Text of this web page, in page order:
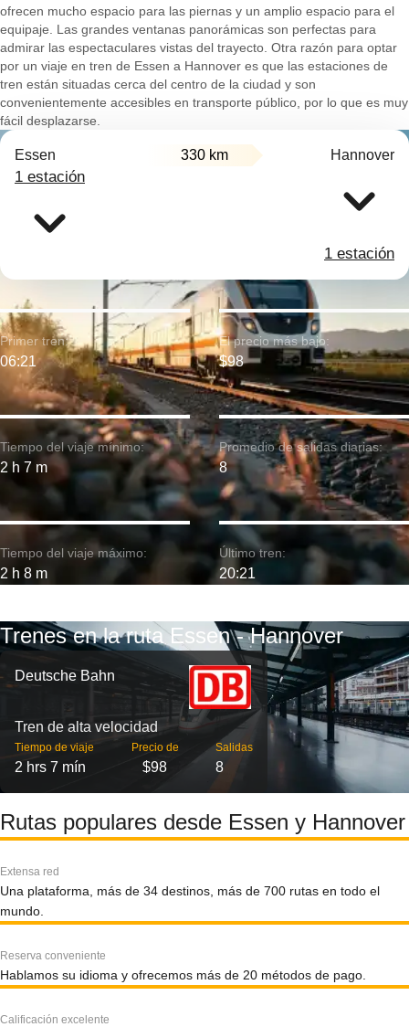
ofrecen mucho espacio para las piernas y un amplio espacio para el
equipaje. Las grandes ventanas panorámicas son perfectas para
admirar las espectaculares vistas del trayecto. Otra razón para optar
por un viaje en tren de Essen a Hannover es que las estaciones de
tren están situadas cerca del centro de la ciudad y son
convenientemente accesibles en transporte público, por lo que es muy
fácil desplazarse.
Essen 330 km Hannover
1 estación
1 estación
Tiempo del viaje mínimo:
2 h 7 m
Primer tren:
06:21
Tiempo del viaje máximo:
2 h 8 m
El precio más bajo:
$98
Promedio de salidas diarias:
8
Último tren:
20:21
Trenes en la ruta Essen - Hannover
Deutsche Bahn
Tren de alta velocidad
Tiempo de viaje
2 hrs 7 mín
Precio de
$98
Salidas
8
Rutas populares desde Essen y Hannover
Extensa red
Una plataforma, más de 34 destinos, más de 700 rutas en todo el
mundo.
Reserva conveniente
Hablamos su idioma y ofrecemos más de 20 métodos de pago.
Calificación excelente